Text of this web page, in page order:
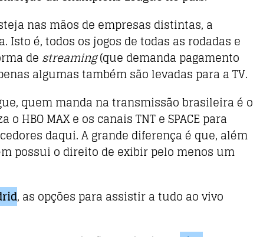
nas mãos de empresas distintas, a
Isto é, todos os jogos de todas as rodadas e
de streaming(que demanda pagamento
algumas também são levadas para a TV.
quem manda na transmissão brasileira é o
HBO MAX e os canais TNT e SPACE para
daqui. A grande diferença é que, além
possui o direito de exibir pelo menos um
, as opções para assistir a tudo ao vivo